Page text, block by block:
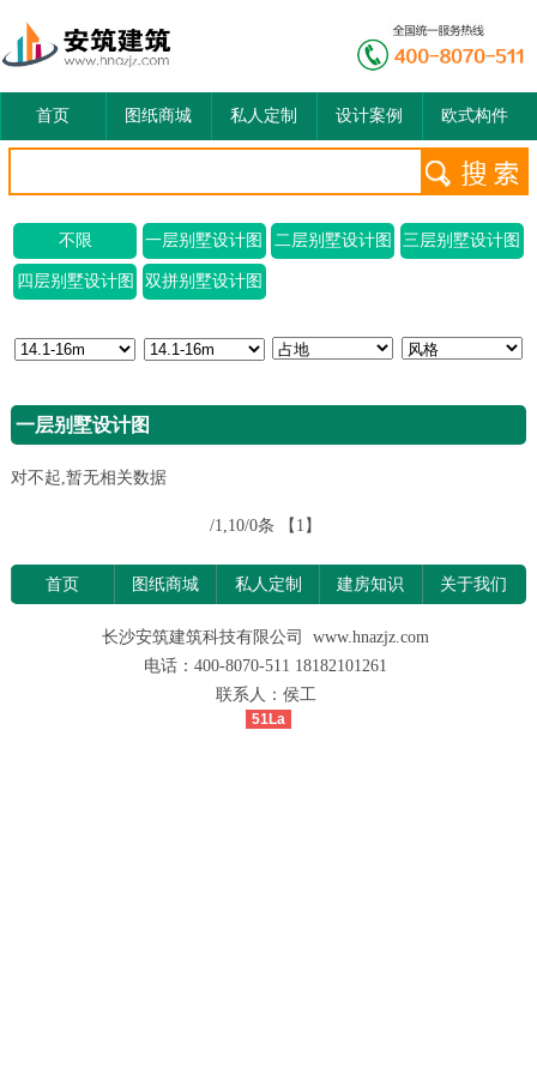
首页 图纸商城 私人定制 设计案例 欧式构件
不限 一层别墅设计图 二层别墅设计图 三层别墅设计图
四层别墅设计图 双拼别墅设计图
一层别墅设计图
对不起,暂无相关数据
/1,10/0条 【1】
首页 图纸商城 私人定制 建房知识 关于我们
长沙安筑建筑科技有限公司 www.hnazjz.com
电话：400-8070-511 18182101261
联系人：侯工
51La